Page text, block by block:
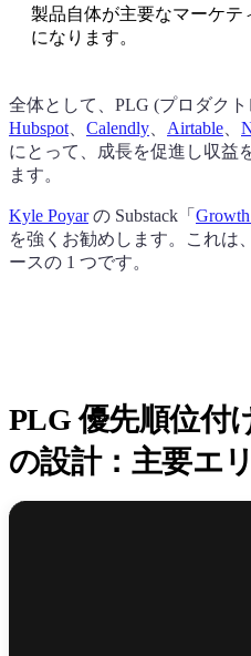
製品自体が主要なマーケ
になります。
全体として、PLG (プロダクト
Hubspot
Calendly Airtable
にとって、成長を促進し収益
ます。
Kyle Poyarの Substack「 Growth
を強くお勧めします。これは
ースの 1 つです。
PLG 優先順位付
の設計：主要エ